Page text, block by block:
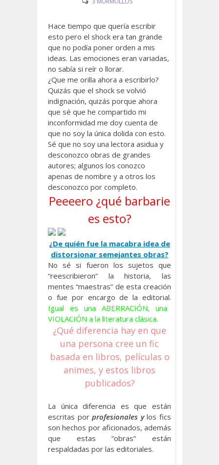
Hace tiempo que quería escribir
esto pero el shock era tan grande
que no podía poner orden a mis
ideas. Las emociones eran variadas,
no sabía si reír o llorar.
¿Que me orilla ahora a escribirlo?
Quizás que el shock se volvió
indignación, quizás porque ahora
que sé que he compartido mi
inconformidad me doy cuenta de
que no soy la única dolida con esto.
Sé que no soy una lectora asidua y
desconozco obras de grandes
autores; algunos los conozco
apenas de nombre y a otros los
desconozco por completo.
Peeeero ¿qué barbarie
es esto?
¿De quién fue la macabra idea de
distorsionar semejantes obras?
No sé si fueron los sujetos que
“reescribieron” la historia, las
mentes “maestras” de esta creación
o fue por encargo de la editorial.
Igual es una ABERRACIÓN, una
VIOLACIÓN a la literatura clásica.
¿Qué diferencia hay en que
una persona cree un fic
basada en libros, películas o
animes, y estos libros
publicados?
La única diferencia es que están
escritas porprofesionales ylos fics
son hechos por aficionados, además
que estas “obras” están
respaldadas por las editoriales.